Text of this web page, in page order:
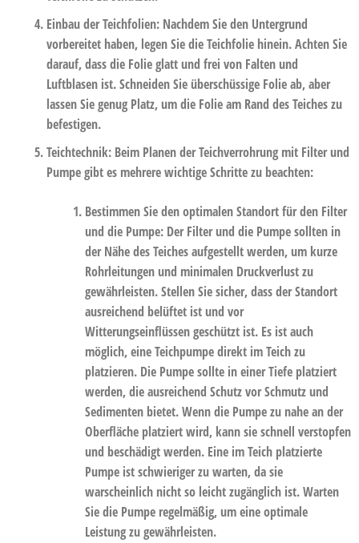
Einbau der Teichfolien: Nachdem Sie den Untergrund
vorbereitet haben, legen Sie die Teichfolie hinein. Achten Sie
darauf, dass die Folie glatt und frei von Falten und
Luftblasen ist. Schneiden Sie überschüssige Folie ab, aber
lassen Sie genug Platz, um die Folie am Rand des Teiches zu
befestigen.
Teichtechnik: Beim Planen der Teichverrohrung mit Filter und
Pumpe gibt es mehrere wichtige Schritte zu beachten:
Bestimmen Sie den optimalen Standort für den Filter
und die Pumpe: Der Filter und die Pumpe sollten in
der Nähe des Teiches aufgestellt werden, um kurze
Rohrleitungen und minimalen Druckverlust zu
gewährleisten. Stellen Sie sicher, dass der Standort
ausreichend belüftet ist und vor
Witterungseinflüssen geschützt ist. Es ist auch
möglich, eine Teichpumpe direkt im Teich zu
platzieren. Die Pumpe sollte in einer Tiefe platziert
werden, die ausreichend Schutz vor Schmutz und
Sedimenten bietet. Wenn die Pumpe zu nahe an der
Oberfläche platziert wird, kann sie schnell verstopfen
und beschädigt werden. Eine im Teich platzierte
Pumpe ist schwieriger zu warten, da sie
warscheinlich nicht so leicht zugänglich ist. Warten
Sie die Pumpe regelmäßig, um eine optimale
Leistung zu gewährleisten.